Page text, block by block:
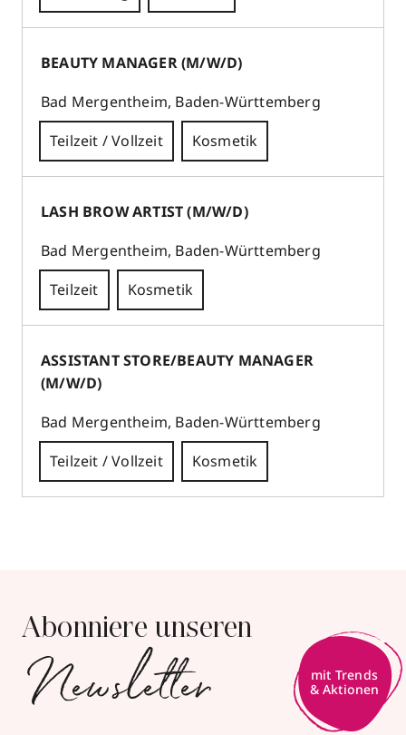
BEWERBEN
Weiterbildungsmöglichkeit zur
Kosmetiker/in/Studiomanager/in
PARFÜMERIE RUPPERT
Marktplatz 11
97980Bad Mergentheim
BEWERBEN
BEAUTY MANAGER (M/W/D)
Bad Mergentheim, Baden-Württemberg
Teilzeit / Vollzeit
Kosmetik
möglich
PARFÜMERIE RUPPERT
Marktplatz 11
97980 Bad Mergentheim
LASH BROW ARTIST (M/W/D)
Bad Mergentheim, Baden-Württemberg
Teilzeit
Kosmetik
möglich; ARBEITSZEIT: Teilzeit / Minijob;
DAUER: nach Absprache
PARFÜMERIE RUPPERT
Marktplatz 11
97980 Bad Mergentheim
ASSISTANT STORE/BEAUTY MANAGER
(M/W/D)
Bad Mergentheim, Baden-Württemberg
Teilzeit / Vollzeit
Kosmetik
Marktplatz 11
97980Bad Mergentheim
BEWERBEN
Abonniere unseren
Newsletter
mit Trends
& Aktionen